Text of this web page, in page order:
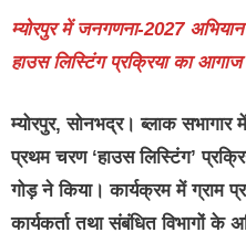
म्योरपुर में जनगणना-2027
हाउस लिस्टिंग प्रक्रिया का आगाज
म्योरपुर, सोनभद्र। ब्लाक
प्रथम चरण ‘हाउस लिस्टिंग’
गोड़ ने किया। कार्यक्रम में ग्राम
कार्यकर्ता तथा संबंधित विभागों के